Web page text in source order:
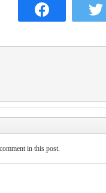
in this post.